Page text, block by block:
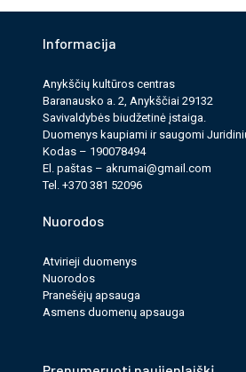
Informacija
Anykščių kultūros cen­tras
Baranausko a. 2, Anykščiai 29132
Savi­valdy­bės biudžet­inė įstaiga.
Duomenys kau­pi­ami ir saugomi
Kodas – 190078494
El. paš­tas – akrumai@gmail.com
Tel. +370 381 52096
Nuorodos
Atvirieji duomenys
Nuorodos
Pranešėjų apsauga
Asmens duomenų apsauga